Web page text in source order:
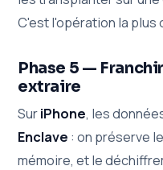
C'est l'opération la plus
Phase 5 —
extraire
SuriPhone, les
Enclave : on préserve
mémoire, et le